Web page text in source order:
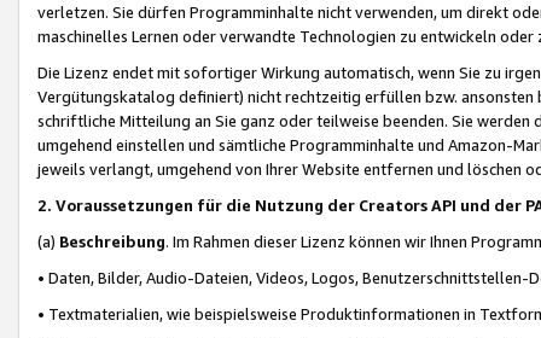
verletzen. Sie dürfen Programminhalte nicht verwenden, um direkt
maschinelles Lernen oder verwandte Technologien zu entwickeln
Die Lizenz endet mit sofortiger Wirkung automatisch, wenn Sie zu
Vergütungskatalog definiert) nicht rechtzeitig erfüllen bzw. ansonsten
schriftliche Mitteilung an Sie ganz oder teilweise beenden. Sie werden
umgehend einstellen und sämtliche Programminhalte und Amazon-
jeweils verlangt, umgehend von Ihrer Website entfernen und löschen
2. Voraussetzungen für die Nutzung der Creators API und der
(a) Beschreibung. Im Rahmen dieser Lizenz können wir Ihnen
• Daten, Bilder, Audio-Dateien, Videos, Logos, Benutzerschnittstellen-
• Textmaterialien, wie beispielsweise Produktinformationen in